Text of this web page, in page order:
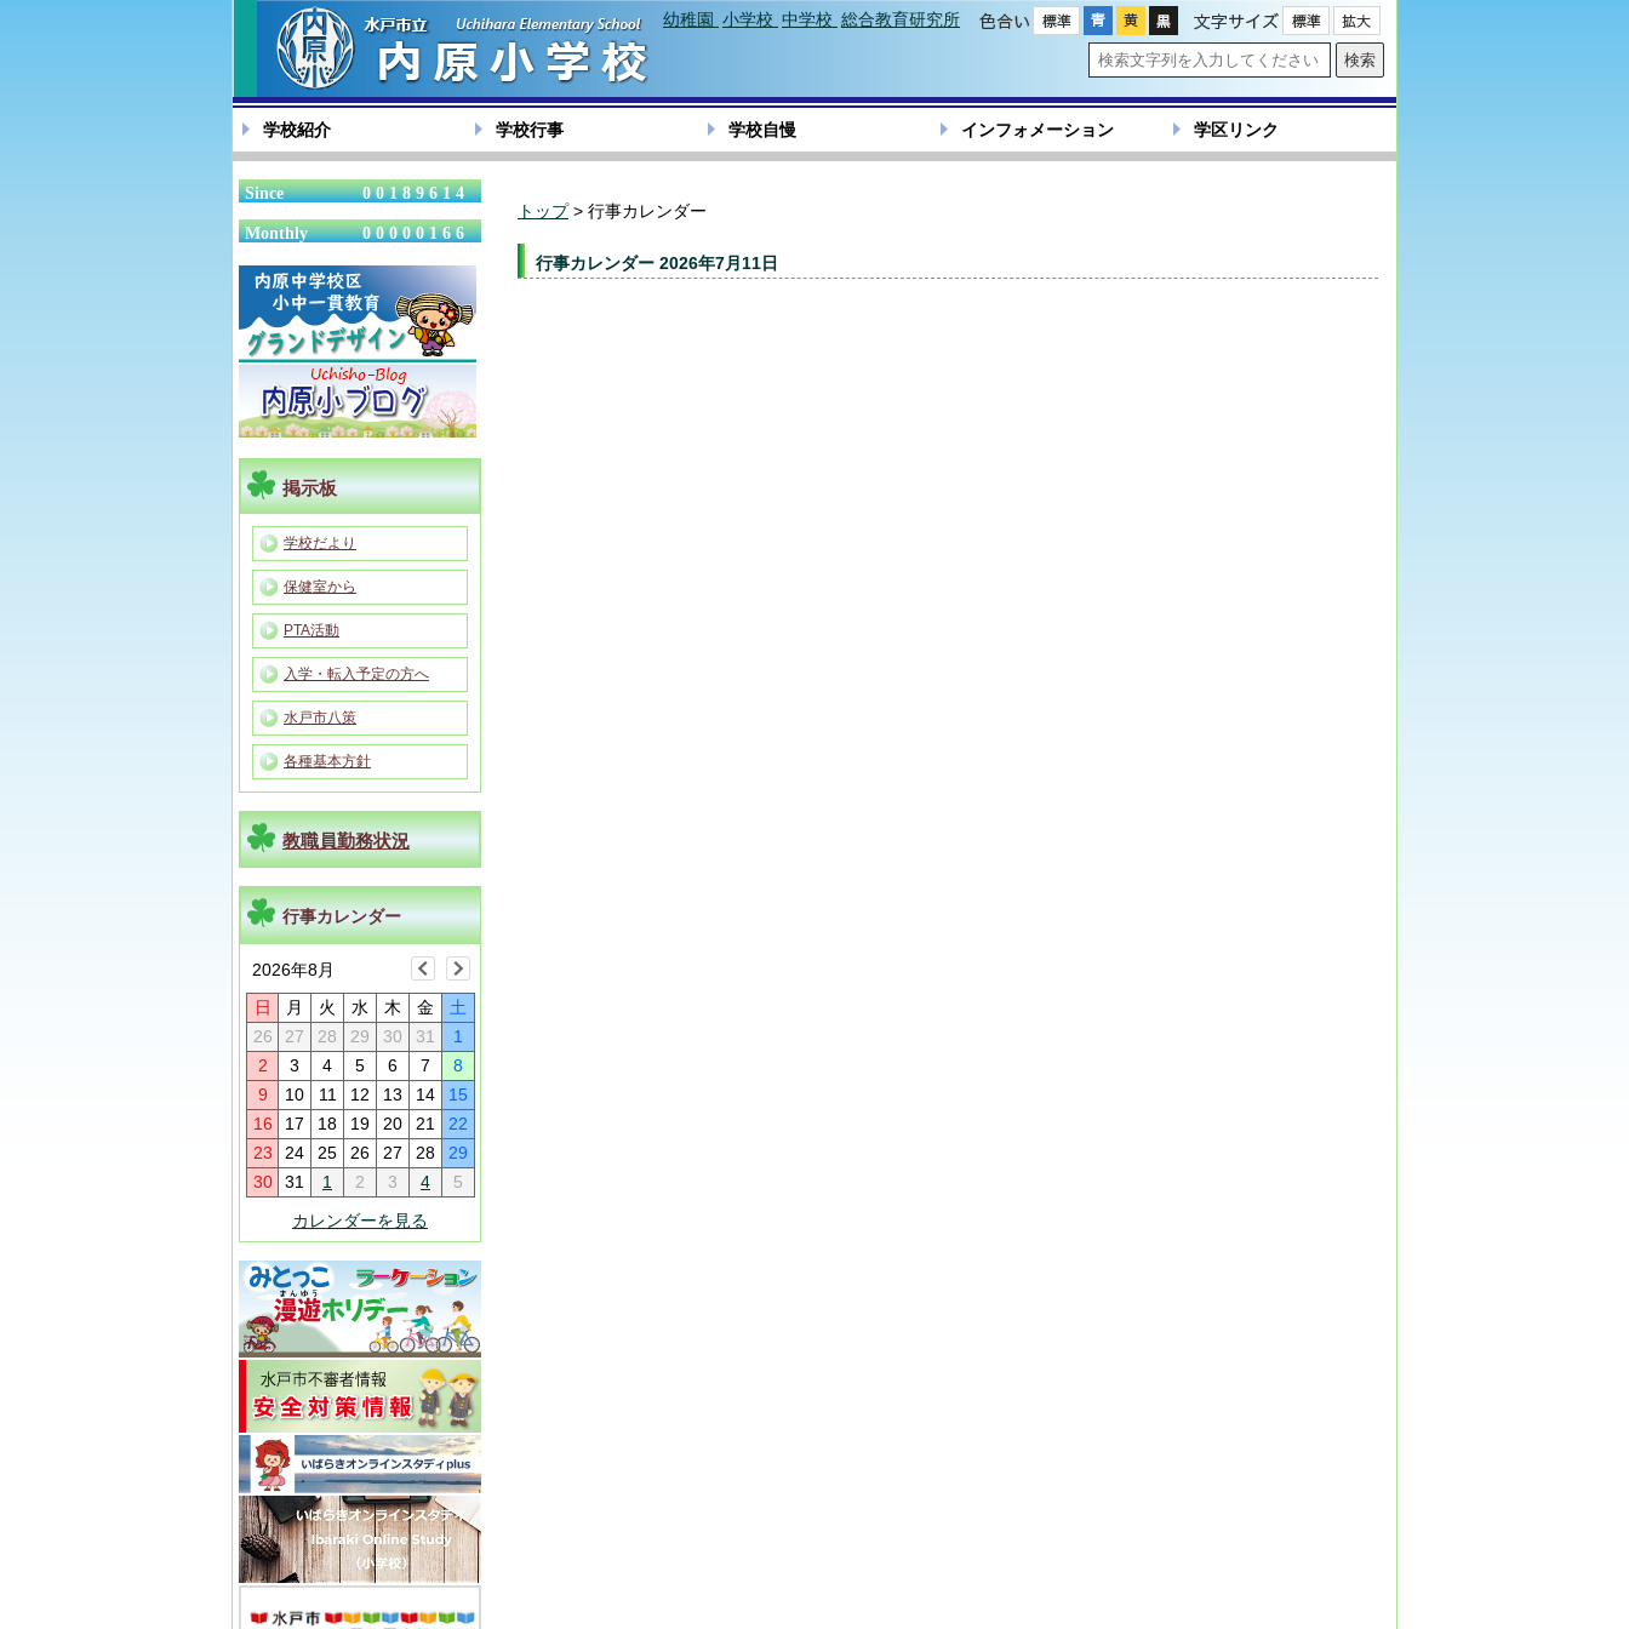
色合い 文字サイズ
幼稚園 小学校 中学校 総合教育研究所
学校紹介 学校行事 学校自慢 インフォメーション 学区リンク
Since 00189614
Monthly 00000166
掲示板
学校だより
保健室から
PTA活動
入学・転入予定の方へ
水戸市八策
各種基本方針
教職員勤務状況
行事カレンダー
2026年8月
日 月 火 水 木 金
土
26
27 28 29 30 31
1
2
3 4 5 6 7
8
9
10 11 12 13 14
15
16
17 18 19 20 21
22
23
24 25 26 27 28
29
30
31 1 2 3 4
5
カレンダーを見る
トップ> 行事カレンダー
行事カレンダー 2026年7月11日